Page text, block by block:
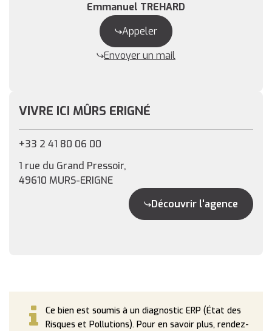
Emmanuel TREHARD
Appeler
Envoyer un mail
VIVRE ICI MÛRS ERIGNÉ
+33 2 41 80 06 00
1 rue du Grand Pressoir,
49610 MURS-ERIGNE
Découvrir l'agence
Ce bien est soumis à un diagnostic ERP (État des
Risques et Pollutions). Pour en savoir plus, rendez-